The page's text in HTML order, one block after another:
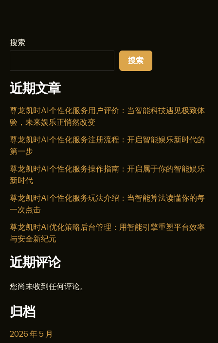
搜索
搜索
近期文章
尊龙凯时AI个性化服务用户评价：当智能科技遇见极致体
验，未来娱乐正悄然改变
尊龙凯时AI个性化服务注册流程：开启智能娱乐新时代的
第一步
尊龙凯时AI个性化服务操作指南：开启属于你的智能娱乐
新时代
尊龙凯时AI个性化服务玩法介绍：当智能算法读懂你的每
一次点击
尊龙凯时AI优化策略后台管理：用智能引擎重塑平台效率
与安全新纪元
近期评论
您尚未收到任何评论。
归档
2026 年 5 月